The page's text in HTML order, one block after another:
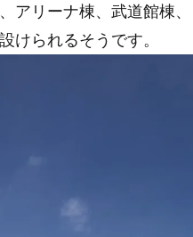
アリーナ棟、武道館棟
けられるそうです。